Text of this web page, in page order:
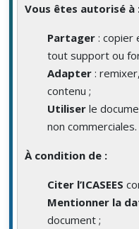
Vous êtes autorisé à
Partager : copier
tout support ou
Adapter :
contenu ;
Utiliser le
non commerciales.
À condition de :
Citer l’ICASEES
Mentionner la
document ;